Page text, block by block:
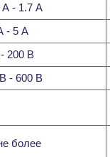
А - 1.7 А
- 5 А
200 В
- 600 В
более